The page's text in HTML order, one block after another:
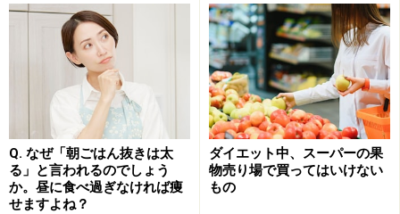
糖質制限で体重が落ちるメカニズム
短期間で体重が減った、という意見があるのも事実。その理
由は……？
Q. なぜ「朝ごはん抜きは太
る」と言われるのでしょう
か。昼に食べ過ぎなければ痩
せますよね？
ダイエット中、スーパーの果
物売り場で買ってはいけない
もの